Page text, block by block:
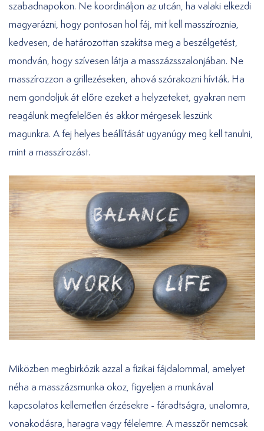
szabadnapokon. Ne koordináljon az utcán, ha valaki elkezdi
magyarázni, hogy pontosan hol fáj, mit kell masszíroznia,
kedvesen, de határozottan szakítsa meg a beszélgetést,
mondván, hogy szívesen látja a masszázsszalonjában. Ne
masszírozzon a grillezéseken, ahová szórakozni hívták. Ha
nem gondoljuk át előre ezeket a helyzeteket, gyakran nem
reagálunk megfelelően és akkor mérgesek leszünk
magunkra. A fej helyes beállítását ugyanúgy meg kell tanulni,
mint a masszírozást.
Miközben megbirkózik azzal a fizikai fájdalommal, amelyet
néha a masszázsmunka okoz, figyeljen a munkával
kapcsolatos kellemetlen érzésekre - fáradtságra, unalomra,
vonakodásra, haragra vagy félelemre. A masszőr nemcsak